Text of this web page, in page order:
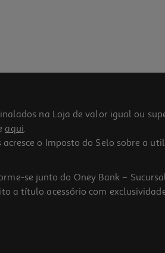
na Loja de valor igual ou
aqui.
o Imposto do Selo sobre a
se junto do Oney Bank –
a título acessório com